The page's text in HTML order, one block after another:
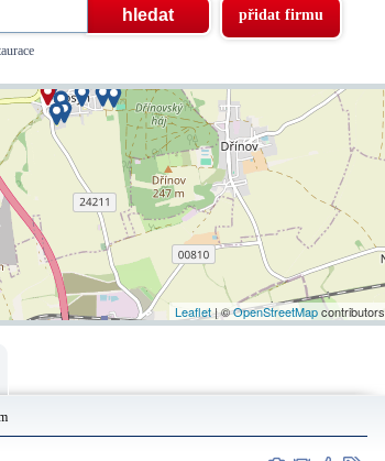
přidat firmu
Leaflet| ©OpenStreetMapcontributors